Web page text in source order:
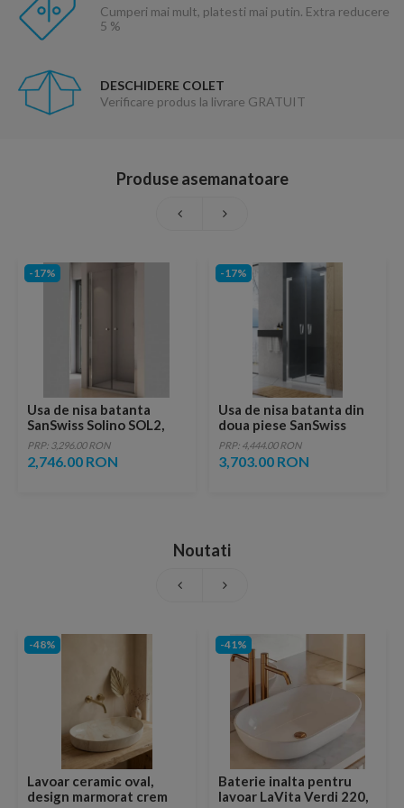
Cumperi mai mult, platesti mai putin. Extra reducere
5 %
DESCHIDERE COLET
Verificare produs la livrare GRATUIT
Produse asemanatoare
-17%
Usa de nisa batanta
SanSwiss Solino SOL2,
100 x 200 cm, profil
slefuit lucios
PRP: 3,296.00 RON
2,746.00 RON
-17%
Usa de nisa batanta din
doua piese SanSwiss
Cadura CA2C 120 x H200
cm
PRP: 4,444.00 RON
3,703.00 RON
Noutati
-48%
Lavoar ceramic oval,
design marmorat crem
-41%
Baterie inalta pentru
lavoar LaVita Verdi 220,